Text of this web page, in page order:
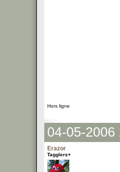
Hors ligne
04-05-2006
Erazor
Tagglers+